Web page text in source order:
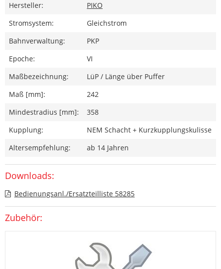
Hersteller:
PIKO
Stromsystem:
Gleichstrom
Bahnverwaltung:
PKP
Epoche:
VI
Maßbezeichnung:
LüP / Länge über Puffer
Maß [mm]:
242
Mindestradius [mm]:
358
Kupplung:
NEM Schacht + Kurzkupplungskulisse
Altersempfehlung:
ab 14 Jahren
Downloads:
Bedienungsanl./Ersatzteilliste 58285
Zubehör: